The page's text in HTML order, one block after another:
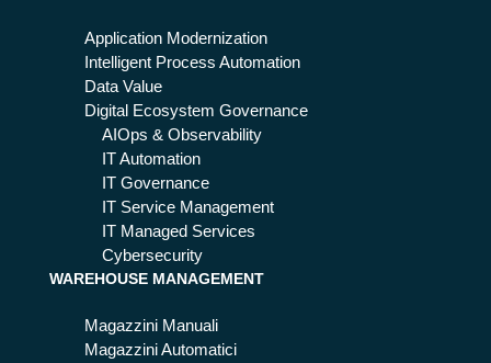
Application Modernization
Intelligent Process Automation
Data Value
Digital Ecosystem Governance
AIOps & Observability
IT Automation
IT Governance
IT Service Management
IT Managed Services
Cybersecurity
WAREHOUSE MANAGEMENT
Magazzini Manuali
Magazzini Automatici